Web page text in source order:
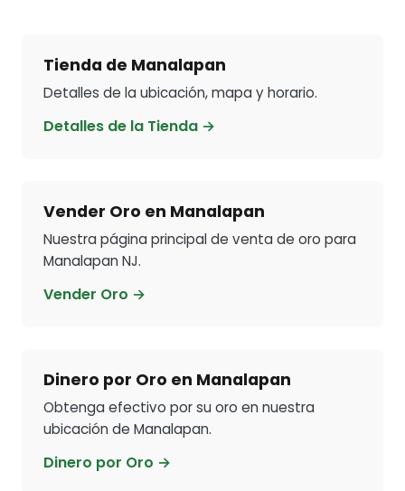
Tienda de Manalapan
Detalles de la ubicación, mapa y horario.
Detalles de la Tienda →
Vender Oro en Manalapan
Nuestra página principal de venta de oro para
Manalapan NJ.
Vender Oro →
Dinero por Oro en Manalapan
Obtenga efectivo por su oro en nuestra
ubicación de Manalapan.
Dinero por Oro →